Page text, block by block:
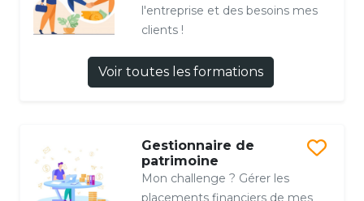
l'entreprise et des besoins mes
clients !
Voir toutes les formations
Gestionnaire de
patrimoine
Mon challenge ? Gérer les
placements financiers de mes